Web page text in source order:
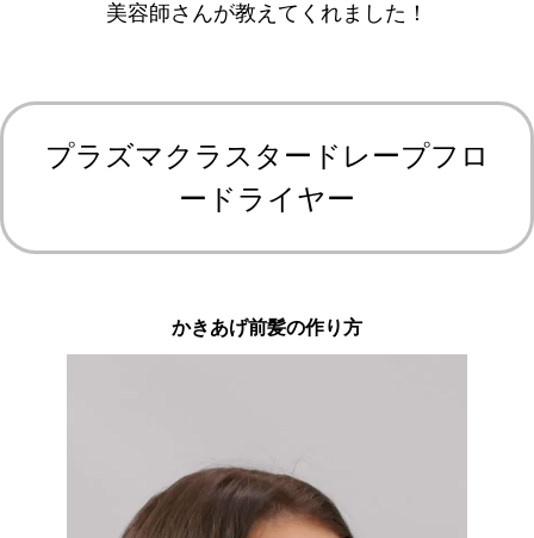
美容師さんが教えてくれました！
プラズマクラスタードレープフロ
ードライヤー
かきあげ前髪の作り方